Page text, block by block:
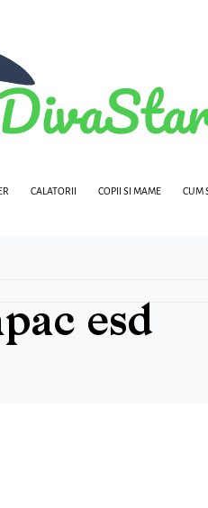
CALATORII COPII SI MAME CUM
esd